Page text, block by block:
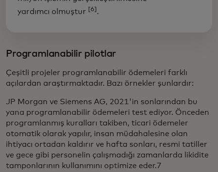
yardımcı olmuştur [6] .
Programlanabilir pilotlar
Çeşitli projeler programlanabilir ödemeleri farklı
açılardan araştırmaktadır. Bazı örnekler şunlardır:
JP Morgan ve Siemens AG, 2021'in sonlarından bu
yana programlanabilir ödemeleri test ediyor. Önceden
programlanmış kuralları takiben, ticari ödemeler
otomatik olarak yapılır, insan müdahalesine olan
ihtiyacı ortadan kaldırır ve hafta sonları, resmi tatiller
ve gece gibi personelin çalışmadığı zamanlarda likidite
tamponlarının kullanımını optimize eder.7